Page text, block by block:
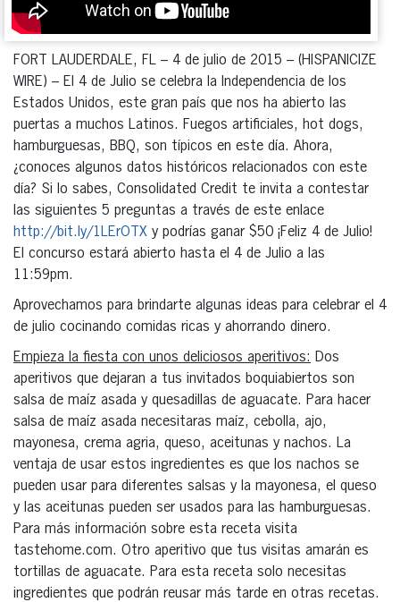
FORT LAUDERDALE, FL – 4 de julio de 2015 – (HISPANICIZE
WIRE) – El 4 de Julio se celebra la Independencia de los
Estados Unidos, este gran país que nos ha abierto las
puertas a muchos Latinos. Fuegos artificiales, hot dogs,
hamburguesas, BBQ, son típicos en este día. Ahora,
¿conoces algunos datos históricos relacionados con este
día? Si lo sabes, Consolidated Credit te invita a contestar
las siguientes 5 preguntas a través de este enlace
http://bit.ly/1LErOTX y podrías ganar $50 ¡Feliz 4 de Julio!
El concurso estará abierto hasta el 4 de Julio a las
11:59pm.
Aprovechamos para brindarte algunas ideas para celebrar el 4
de julio cocinando comidas ricas y ahorrando dinero.
Empieza la fiesta con unos deliciosos aperitivos: Dos
aperitivos que dejaran a tus invitados boquiabiertos son
salsa de maíz asada y quesadillas de aguacate. Para hacer
salsa de maíz asada necesitaras maíz, cebolla, ajo,
mayonesa, crema agria, queso, aceitunas y nachos. La
ventaja de usar estos ingredientes es que los nachos se
pueden usar para diferentes salsas y la mayonesa, el queso
y las aceitunas pueden ser usados para las hamburguesas.
Para más información sobre esta receta visita
tastehome.com. Otro aperitivo que tus visitas amarán es
tortillas de aguacate. Para esta receta solo necesitas
ingredientes que podrán reusar más tarde en otras recetas.